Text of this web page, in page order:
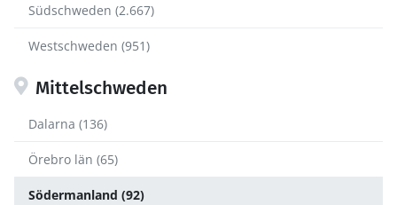
Südschweden (2.667)
Westschweden (951)
Mittelschweden
Dalarna (136)
Örebro län (65)
Södermanland (92)